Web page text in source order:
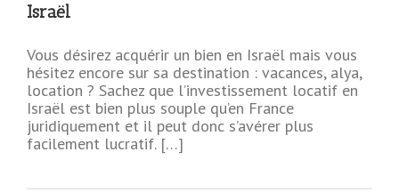
Israël
Vous désirez acquérir un bien en Israël mais vous
hésitez encore sur sa destination : vacances, alya,
location ? Sachez que l’investissement locatif en
Israël est bien plus souple qu’en France
juridiquement et il peut donc s’avérer plus
facilement lucratif. […]